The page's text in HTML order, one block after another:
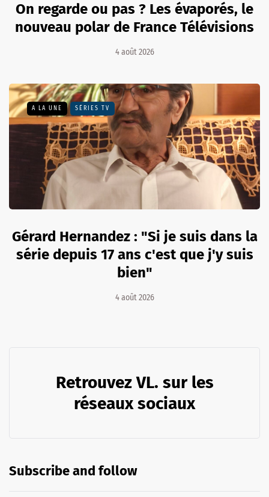
On regarde ou pas ? Les évaporés, le
nouveau polar de France Télévisions
4 août 2026
A LA UNE SÉRIES TV
Gérard Hernandez : "Si je suis dans la
série depuis 17 ans c'est que j'y suis
bien"
4 août 2026
Retrouvez VL. sur les
réseaux sociaux
Subscribe and follow